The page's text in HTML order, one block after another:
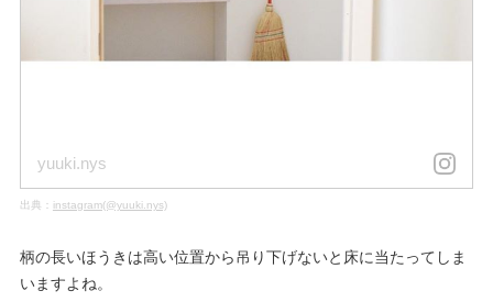
yuuki.nys
出典： instagram(@yuuki.nys)
柄の長いほうきは高い位置から吊り下げないと床に当たってしま
いますよね。